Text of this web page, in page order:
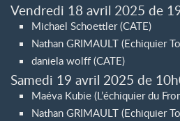
Vendredi 18 avril 2025 de
Michael Schoettler (CATE)
Nathan GRIMAULT (Echiquier
daniela wolff (CATE)
Samedi 19 avril 2025 de
Maéva Kubie (L’échiquier du
Nathan GRIMAULT (Echiquier